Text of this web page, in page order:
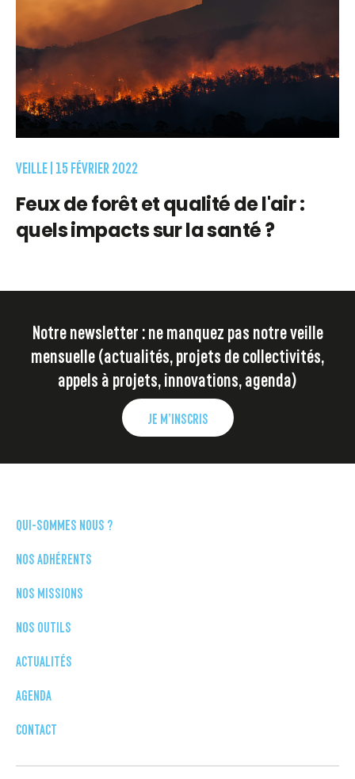
VEILLE | 15 FÉVRIER 2022
Feux de forêt et qualité de l'air :
quels impacts sur la santé ?
Notre newsletter : ne manquez pas notre veille
mensuelle (actualités, projets de collectivités,
appels à projets, innovations, agenda)
JE M’INSCRIS
QUI-SOMMES NOUS ?
NOS ADHÉRENTS
NOS MISSIONS
NOS OUTILS
ACTUALITÉS
AGENDA
CONTACT